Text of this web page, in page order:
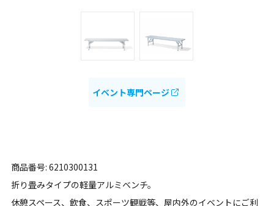
イベント専門ページ
商品番号: 6210300131
折り畳みタイプの軽量アルミベンチ。
休憩スペース、飲食、スポーツ観戦等、屋内外のイベントにご利